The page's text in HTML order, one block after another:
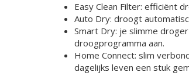
Easy Clean Filter: efficiënt
Auto Dry: droogt
Smart Dry: je slimme
droogprogramma aan.
Home Connect: slim
dagelijks leven een stuk